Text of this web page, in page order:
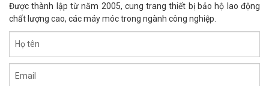
Được thành lập từ năm 2005, cung trang thiết bị bảo hộ lao động
chất lượng cao, các máy móc trong ngành công nghiệp.
Họ tên
Email